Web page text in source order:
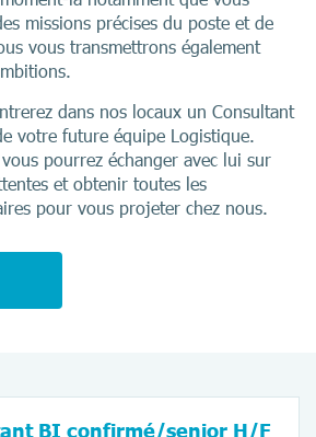
missions précises du poste et de
vous transmettrons également
dans nos locaux un Consultant
votre future équipe Logistique.
pourrez échanger avec lui sur
et obtenir toutes les
pour vous projeter chez nous.
BI confirmé/senior H/F